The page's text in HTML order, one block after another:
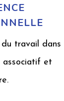
travail dans
associatif et